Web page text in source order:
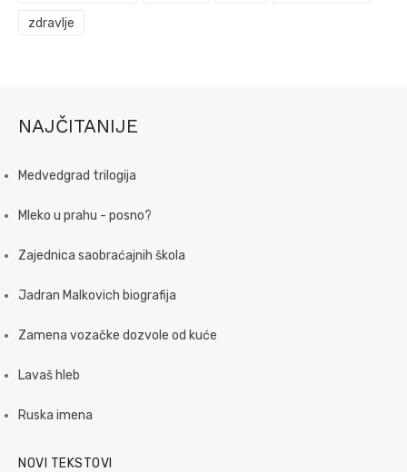
zdravlje
NAJČITANIJE
Medvedgrad trilogija
Mleko u prahu - posno?
Zajednica saobraćajnih škola
Jadran Malkovich biografija
Zamena vozačke dozvole od kuće
Lavaš hleb
Ruska imena
NOVI TEKSTOVI